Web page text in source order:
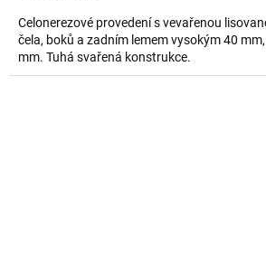
Celonerezové provedení s vevařenou
čela, boků a zadním lemem vysokým 40
mm. Tuhá svařená konstrukce.